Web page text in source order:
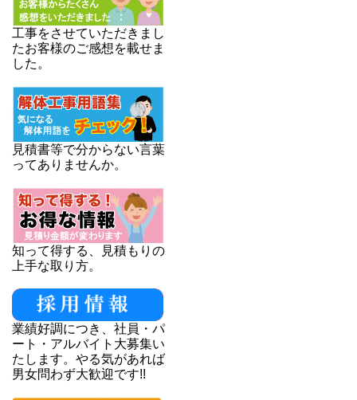
工事をさせていただきまし
たお客様のご感想を載せま
した。
見積書等で分からない言葉
ってありませんか。
知って得する、見積もりの
上手な取り方。
業績好調につき、社員・パ
ート・アルバイト大募集い
たします。やる気があれば
男女問わず大歓迎です!!